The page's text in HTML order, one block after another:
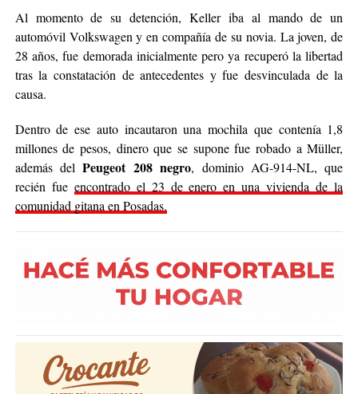
Al momento de su detención, Keller iba al mando de un
automóvil Volkswagen y en compañía de su novia. La joven, de
28 años, fue demorada inicialmente pero ya recuperó la libertad
tras la constatación de antecedentes y fue desvinculada de la
causa.
Dentro de ese auto incautaron una mochila que contenía 1,8
millones de pesos, dinero que se supone fue robado a Müller,
además delPeugeot 208 negro, dominio AG-914-NL, que
recién fue encontrado el 23 de enero en una vivienda de la
comunidad gitana en Posadas.